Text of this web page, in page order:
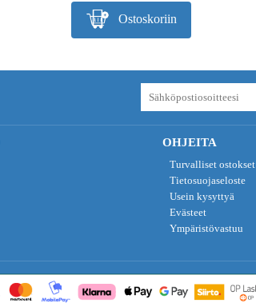
Ostoskoriin
OHJEITA
Turvalliset ostokset
Tietosuojaseloste
Usein kysyttyä
Evästeet
Ympäristövastuu